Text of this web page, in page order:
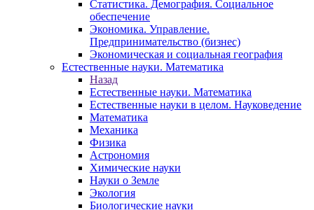
Статистика. Демография. Социальное
обеспечение
Экономика. Управление.
Предпринимательство (бизнес)
Экономическая и социальная география
Естественные науки. Математика
Назад
Естественные науки. Математика
Естественные науки в целом. Науковедение
Математика
Механика
Физика
Астрономия
Химические науки
Науки о Земле
Экология
Биологические науки